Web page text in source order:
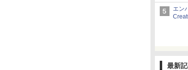
エン
最新